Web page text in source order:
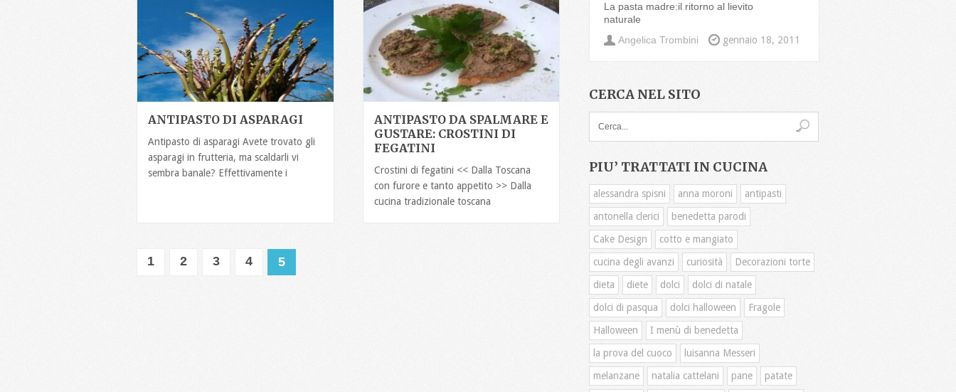
ANTIPASTO DI ASPARAGI
Antipasto di asparagi Avete trovato gli
asparagi in frutteria, ma scaldarli vi
sembra banale? Effettivamente i
ANTIPASTO DA SPALMARE E
GUSTARE: CROSTINI DI
FEGATINI
Crostini di fegatini << Dalla Toscana
con furore e tanto appetito >> Dalla
cucina tradizionale toscana
1 2 3 4 5
La pasta madre:il ritorno al lievito
naturale
Angelica Trombini
gennaio 18, 2011
CERCA NEL SITO
PIU’ TRATTATI IN CUCINA
alessandra spisni anna moroni
antipasti
antonella clerici
benedetta parodi
Cake Design
cotto e mangiato
cucina degli avanzi
curiosità
Decorazioni torte
dieta
diete dolci
dolci di natale
dolci di pasqua
dolci halloween
Fragole
Halloween
I menù di benedetta
la prova del cuoco
luisanna Messeri
melanzane
natalia cattelani pane
patate